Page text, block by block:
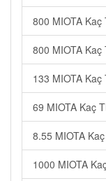
800 MIOTA Kaç
800 MIOTA Kaç
133 MIOTA Kaç
69 MIOTA Kaç
8.55 MIOTA
1000 MIOTA